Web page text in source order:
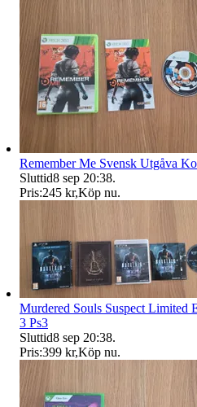
Remember Me Svensk Utgåva
Sluttid8 sep 20:38.
Pris:245 kr,Köp nu.
Murdered Souls Suspect Limited
3 Ps3
Sluttid8 sep 20:38.
Pris:399 kr,Köp nu.